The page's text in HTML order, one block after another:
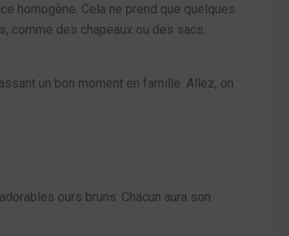
homogène. Cela ne prend que quelques
comme des chapeaux ou des sacs.
un bon moment en famille. Allez, on
ours bruns. Chacun aura son